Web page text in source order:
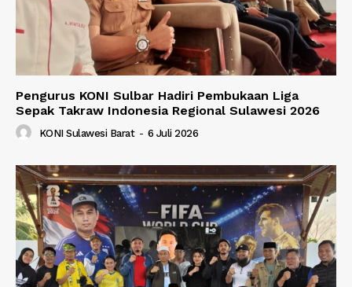
Pengurus KONI Sulbar Hadiri Pembukaan Liga
Sepak Takraw Indonesia Regional Sulawesi 2026
KONI Sulawesi Barat - 6 Juli 2026